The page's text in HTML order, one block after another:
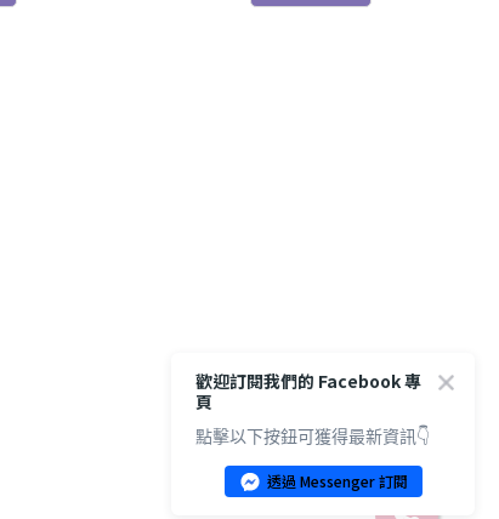
歡迎訂閱我們的 Facebook 專
頁
點擊以下按鈕可獲得最新資訊👇
透過 Messenger 訂閱